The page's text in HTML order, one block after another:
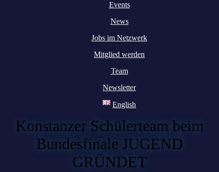
Events
News
Jobs im Netzwerk
Mitglied werden
Team
Newsletter
English
Konstanzer Schülerteam beim
Bundesfinale JUGEND
GRÜNDET